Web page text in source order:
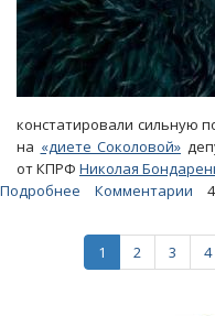
констатировали сильную
на «диете Соколовой»
от КПРФ Николая
Подробнее
Соколовой».
Бондаренко
Комментарии
1 2 3 4